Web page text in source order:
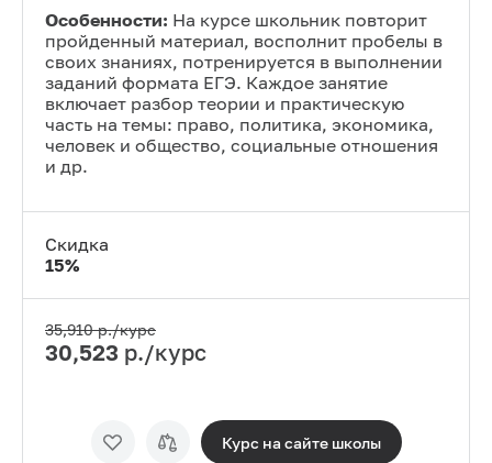
Особенности: На курсе школьник повторит
пройденный материал, восполнит пробелы в
своих знаниях, потренируется в выполнении
заданий формата ЕГЭ. Каждое занятие
включает разбор теории и практическую
часть на темы: право, политика, экономика,
человек и общество, социальные отношения
и др.
Скидка
15%
35,910р./курс
30,523 р./курс
Курс на сайте школы